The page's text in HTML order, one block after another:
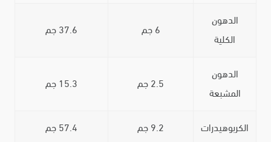
الدهون
الكلية
6 جم 37.6 جم
الدهون
المشبعة
2.5 جم 15.3 جم
الكربوهيدرات 9.2 جم 57.4 جم